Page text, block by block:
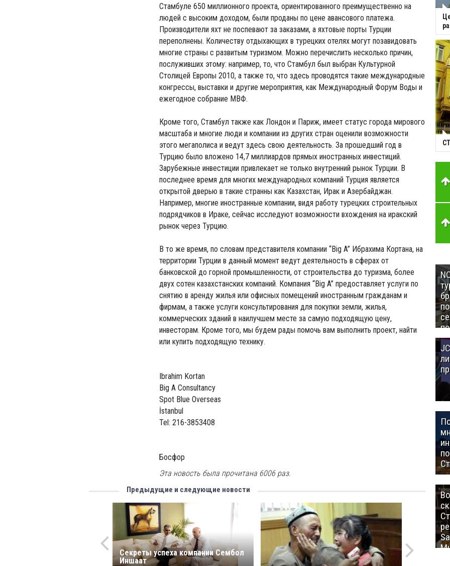
Стамбуле 650 миллионного проекта, ориентированного преимущественно на
людей с высоким доходом, были проданы по цене авансового платежа.
Производители яхт не поспевают за заказами, а яхтовые порты Турции
переполнены. Количеству отдыхающих в турецких отелях могут позавидовать
многие страны с развитым туризмом. Можно перечислить несколько причин,
послуживших этому: например, то, что Стамбул был выбран Культурной
Столицей Европы 2010, а также то, что здесь проводятся такие международные
конгрессы, выставки и другие мероприятия, как Международный Форум Воды и
ежегодное собрание МВФ.
Кроме того, Стамбул также как Лондон и Париж, имеет статус города мирового
масштаба и многие люди и компании из других стран оценили возможности
этого мегаполиса и ведут здесь свою деятельность. За прошедший год в
Турцию было вложено 14,7 миллиардов прямых иностранных инвестиций.
Зарубежные инвестиции привлекает не только внутренний рынок Турции. В
последнее время для многих международных компаний Турция является
открытой дверью в такие странны как Казахстан, Ирак и Азербайджан.
Например, многие иностранные компании, видя работу турецких строительных
подрядчиков в Ираке, сейчас исследуют возможности вхождения на иракский
рынок через Турцию.
В то же время, по словам представителя компании “Big A” Ибрахима Кортана, на
территории Турции в данный момент ведут деятельность в сферах от
банковской до горной промышленности, от строительства до туризма, более
двух сотен казахстанских компаний. Компания “Big A” предоставляет услуги по
снятию в аренду жилья или офисных помещений иностранным гражданам и
фирмам, а также услуги консультирования для покупки земли, жилья,
коммерческих зданий в наилучшем месте за самую подходящую цену,
инвесторам. Кроме того, мы будем рады помочь вам выполнить проект, найти
или купить подходящую технику.
Ibrahim Kortan
Big A Consultancy
Spot Blue Overseas
İstanbul
Tel: 216-3853408
Босфор
Эта новость была прочитана 6006 раз.
Предыдущие и следующие новости
Секреты успеха компании Сембол
Иншаат